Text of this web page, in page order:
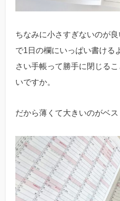
ちなみに小さすぎないのが
で1日の欄にいっぱい書ける
さい手帳って勝手に閉じる
いですか。
だから薄くて大きいのがベス